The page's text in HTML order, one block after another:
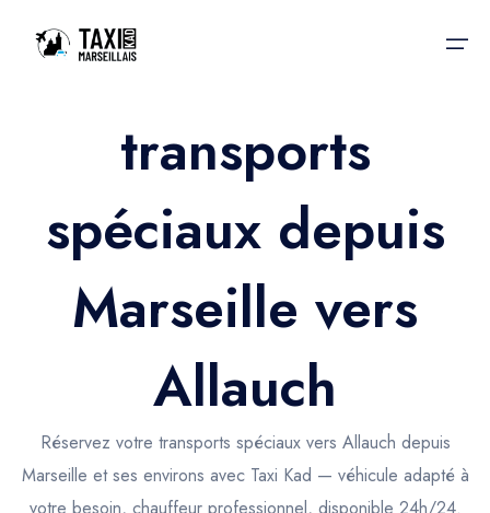
Nos services
Nos services
Trajet Gare SNCF
Trajet Port croisière
Trajet Séminaire
Trajet Santé
Trajet Longue Distance
Taxis aéroport
Réservation
Actualités & évènements
Contactez-nous
transports
spéciaux depuis
Marseille vers
Allauch
Réservez votre transports spéciaux vers Allauch depuis
Marseille et ses environs avec Taxi Kad — véhicule adapté à